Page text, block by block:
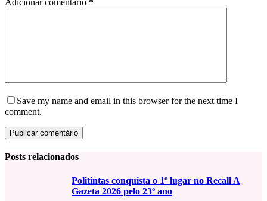
Adicionar comentário *
Save my name and email in this browser for the next time I
comment.
Publicar comentário
Posts relacionados
Politintas conquista o 1º lugar no Recall A
Gazeta 2026 pelo 23º ano